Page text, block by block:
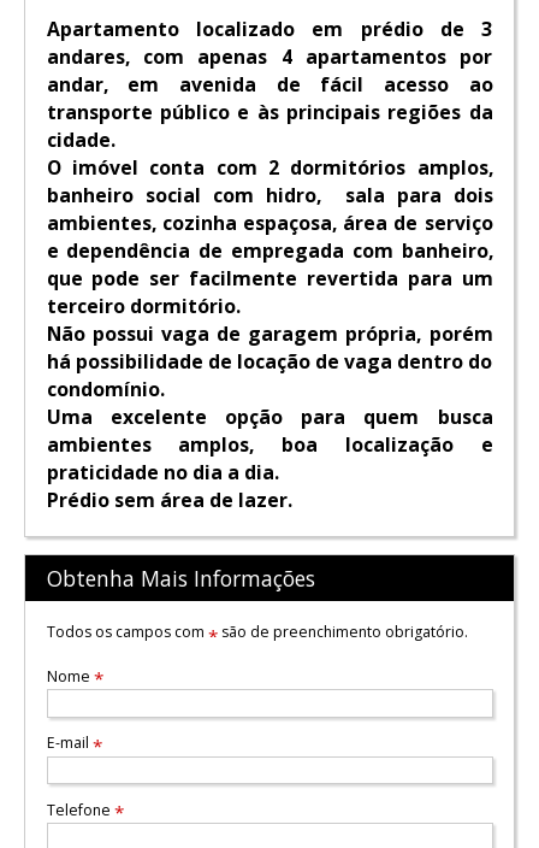
Apartamento localizado em prédio de 3
andares, com apenas 4 apartamentos por
andar, em avenida de fácil acesso ao
transporte público e às principais regiões da
cidade.
O imóvel conta com 2 dormitórios amplos,
banheiro social com hidro, sala para dois
ambientes, cozinha espaçosa, área de serviço
e dependência de empregada com banheiro,
que pode ser facilmente revertida para um
terceiro dormitório.
Não possui vaga de garagem própria, porém
há possibilidade de locação de vaga dentro do
condomínio.
Uma excelente opção para quem busca
ambientes amplos, boa localização e
praticidade no dia a dia.
Prédio sem área de lazer.
Obtenha Mais Informações
Todos os campos com *são de preenchimento obrigatório.
Nome *
E-mail *
Telefone *